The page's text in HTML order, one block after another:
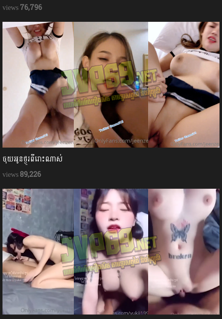
76,796
ចុយអូនថ្ងូរពីរោះណាស់
89,226